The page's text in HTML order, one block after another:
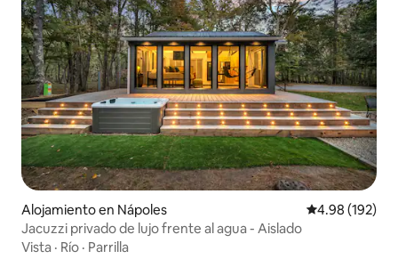
Alojamiento en Nápoles Calificación
4.98 (192)
Jacuzzi privado de lujo frente al agua - Aislado
Vista · Río · Parrilla